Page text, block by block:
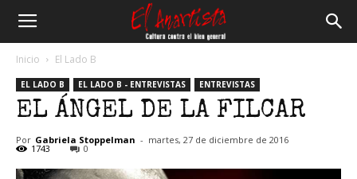
Anartista
Inicio El Lado B
EL LADO B EL LADO B - ENTREVISTAS ENTREVISTAS
EL ÁNGEL DE LA FILCAR
Por Gabriela Stoppelman - martes, 27 de diciembre de 2016
1743 0